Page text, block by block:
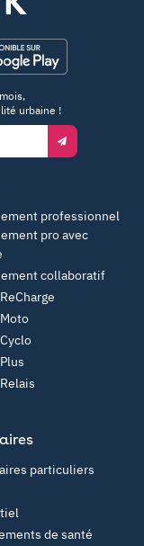
urbaine !
professionnel
pro avec
collaboratif
particuliers
de santé